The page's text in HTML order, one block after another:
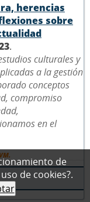
herencias
sobre
.
culturales y
a la gestión
conceptos
compromiso
en el
de
de cookies?.